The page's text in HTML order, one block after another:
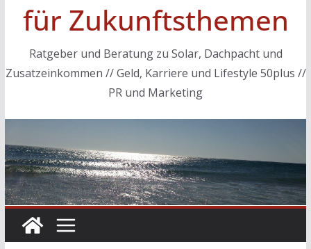
für Zukunftsthemen
Ratgeber und Beratung zu Solar, Dachpacht und
Zusatzeinkommen // Geld, Karriere und Lifestyle 50plus //
PR und Marketing